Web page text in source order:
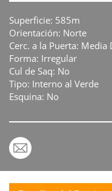
Superficie: 585m
Orientación: Norte
Cerc. a la Puerta: Media
Forma: Irregular
Cul de Saq: No
Tipo: Interno al Verde
Esquina: No